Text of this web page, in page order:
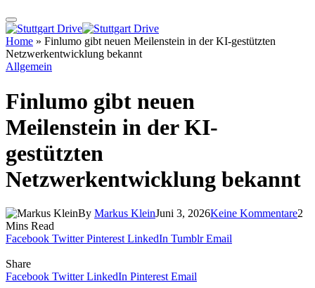
Home » Finlumo gibt neuen Meilenstein in der KI-gestützten
Netzwerkentwicklung bekannt
Allgemein
Finlumo gibt neuen
Meilenstein in der KI-
gestützten
Netzwerkentwicklung bekannt
By Markus KleinJuni 3, 2026Keine Kommentare2
Mins Read
Facebook Twitter Pinterest LinkedIn Tumblr Email
Share
Facebook Twitter LinkedIn Pinterest Email